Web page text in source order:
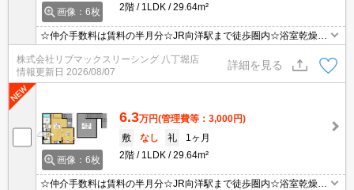
画像：6枚
2階
1LDK 29.64m²
☆仲介手数料は賃料の半月分☆JR向洋駅まで徒歩圏内☆浴室乾燥機
や温水洗浄便座など人気の室内設備あり☆２口コンロのシステムキ
ッチン☆モニタ付オートロック完備でセキュリティーは安心♪近隣の
スーパーやコンビニまで徒歩圏内でお買い物らくらく☆彡
株式会社リブマックスリーシング 八丁堀店
情報更新日 2026/08/07
詳細を見る
画像：6枚
6.3万円(管理費等：3,000円)
敷
なし 礼
1ヶ月
2階
1LDK 29.64m²
☆仲介手数料は賃料の半月分☆JR向洋駅まで徒歩圏内☆浴室乾燥機